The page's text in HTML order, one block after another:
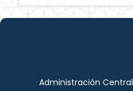
Administración Central